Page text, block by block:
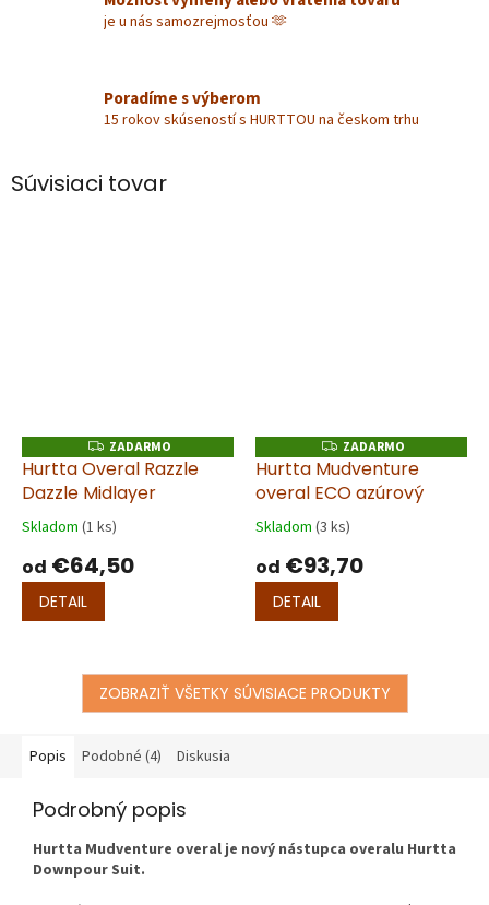
je u nás samozrejmosťou 🫶
Poradíme s výberom
15 rokov skúseností s HURTTOU na českom trhu
Súvisiaci tovar
Z
A
D
A
M
O
ZADARMO
Hurtta Overal Razzle
Dazzle Midlayer
Skladom (1 ks)
od €64,50
DETAIL
Z
A
D
A
M
O
ZADARMO
Hurtta Mudventure
overal ECO azúrový
Skladom (3 ks)
od €93,70
DETAIL
ZOBRAZIŤ VŠETKY SÚVISIACE PRODUKTY
Popis Podobné (4) Diskusia
Podrobný popis
Hurtta Mudventure overal je nový nástupca overalu Hurtta
Downpour Suit.